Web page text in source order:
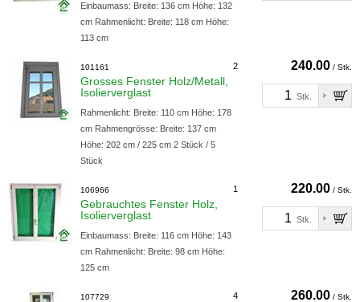
Einbaumass: Breite: 136 cm Höhe: 132
cm Rahmenlicht: Breite: 118 cm Höhe:
113 cm
2
101161
Grosses Fenster Holz/Metall,
Isolierverglast
Rahmenlicht: Breite: 110 cm Höhe: 178
cm Rahmengrösse: Breite: 137 cm
Höhe: 202 cm / 225 cm 2 Stück / 5
Stück
240.00 / Stk.
Stk.
1
106966
Gebrauchtes Fenster Holz,
Isolierverglast
Einbaumass: Breite: 116 cm Höhe: 143
cm Rahmenlicht: Breite: 98 cm Höhe:
125 cm
220.00 / Stk.
Stk.
4
107729 260.00 / Stk.